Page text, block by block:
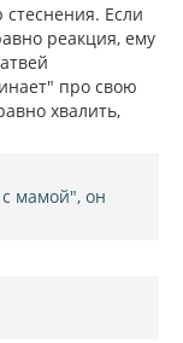
Если
реакция, ему
про свою
хвалить,
мамой", он